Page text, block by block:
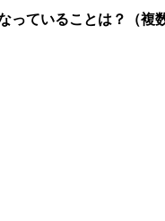
っていることは？（複